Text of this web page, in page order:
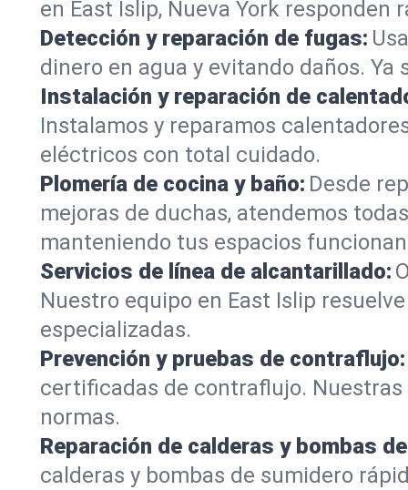
en East Islip, Nueva York
Detección y reparación de fugas:
dinero en agua y evitando daños.
Instalación y reparación de
Instalamos y reparamos
eléctricos con total cuidado.
Plomería de cocina y baño: Desde
mejoras de duchas, atendemos
manteniendo tus espacios
Servicios de línea de alcantarillado:
Nuestro equipo en East Islip
especializadas.
Prevención y pruebas de contraflujo:
certificadas de contraflujo.
normas.
Reparación de calderas y bombas
calderas y bombas de sumidero